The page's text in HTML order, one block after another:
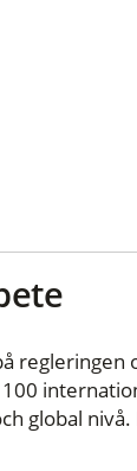
regleringen
global nivå.